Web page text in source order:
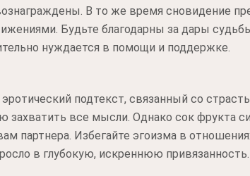
В то же время сновидение
Будьте благодарны за дары
нуждается в помощи и поддержке.
подтекст, связанный со
захватить все мысли. Однако сок фрукта
партнера. Избегайте эгоизма в
в глубокую, искреннюю привязанность.